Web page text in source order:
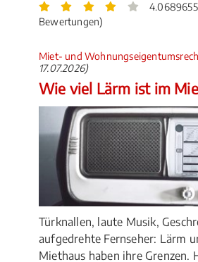
Bewertungen)
Miet- und
17.07.2026)
Wie viel Lärm ist im
Türknallen, laute Musik,
aufgedrehte Fernseher: Lärm
Miethaus haben ihre Grenzen.